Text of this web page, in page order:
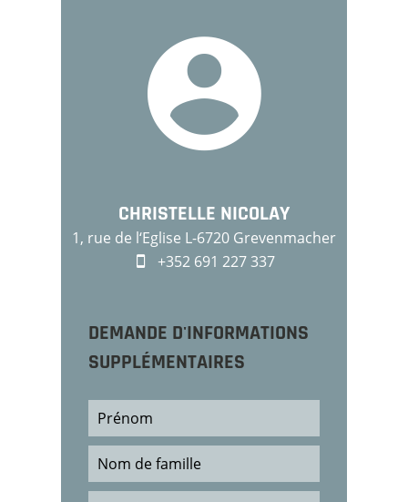
CHRISTELLE NICOLAY
1, rue de l‘Eglise L-6720 Grevenmacher
+352 691 227 337
DEMANDE D'INFORMATIONS
SUPPLÉMENTAIRES